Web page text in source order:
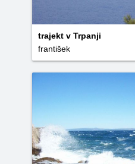
trajekt v Trpanji
františek